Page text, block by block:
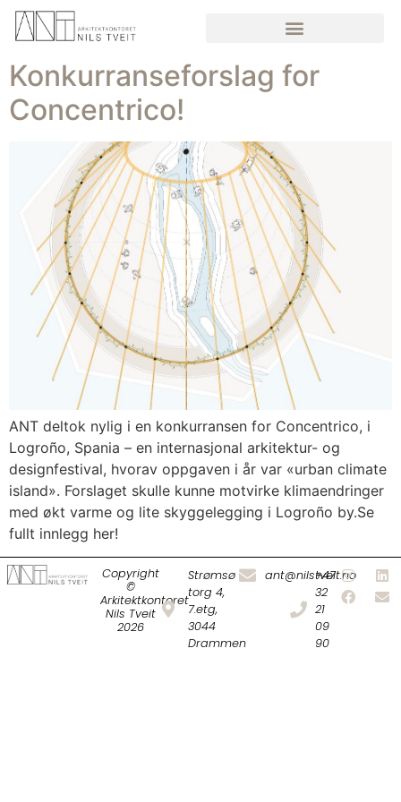
Konkurranseforslag for
Concentrico!
ANT deltok nylig i en konkurransen for Concentrico, i
Logroño, Spania – en internasjonal arkitektur- og
designfestival, hvorav oppgaven i år var «urban climate
island». Forslaget skulle kunne motvirke klimaendringer
med økt varme og lite skyggelegging i Logroño by.Se
fullt innlegg her!
Copyright
©
Arkitektkontoret
Nils Tveit
2026
Strømsø
torg 4,
7.etg,
3044
Drammen
ant@nilstveit.no
+47
32
21
09
90